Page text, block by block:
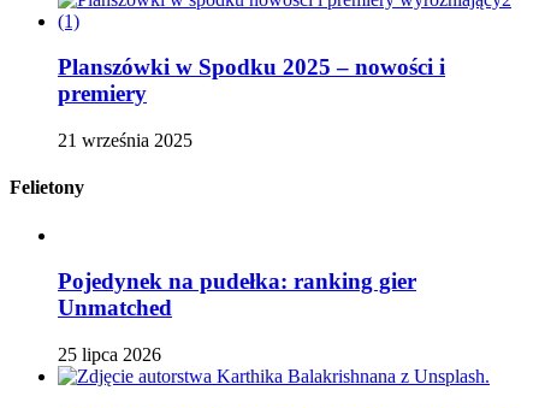
Planszówki w Spodku 2025 – nowości i
premiery
21 września 2025
Felietony
Pojedynek na pudełka: ranking gier
Unmatched
25 lipca 2026